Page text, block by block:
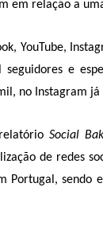
em relação a
YouTube,
seguidores e
no Instagram já
Social
de redes
Portugal, sendo